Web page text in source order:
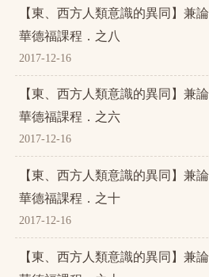
【東、西方人類意識的異同】兼
華德福課程．之八
2017-12-16
【東、西方人類意識的異同】兼
華德福課程．之六
2017-12-16
【東、西方人類意識的異同】兼
華德福課程．之十
2017-12-16
【東、西方人類意識的異同】兼